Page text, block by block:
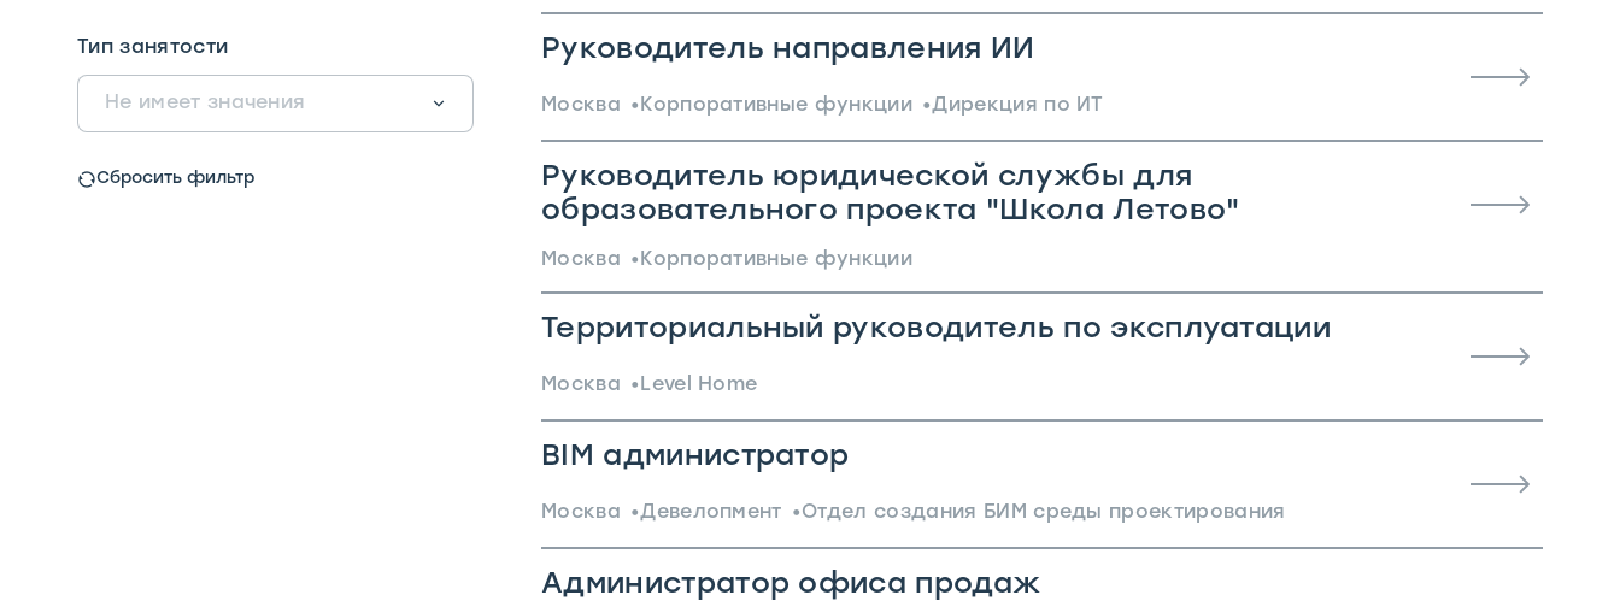
Тип занятости
Не имеет значения
Сбросить фильтр
Руководитель направления ИИ
Москва Корпоративные функции Дирекция по ИТ
Руководитель юридической службы для
образовательного проекта "Школа Летово"
Москва Корпоративные функции
Территориальный руководитель по эксплуатации
Москва Level Home
BIM администратор
Москва Девелопмент Отдел создания БИМ среды проектирования
Администратор офиса продаж